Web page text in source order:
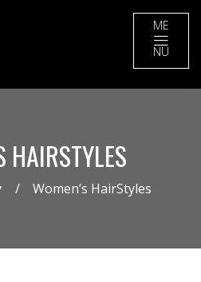
ME
NU
HAIRSTYLES
Women’s HairStyles